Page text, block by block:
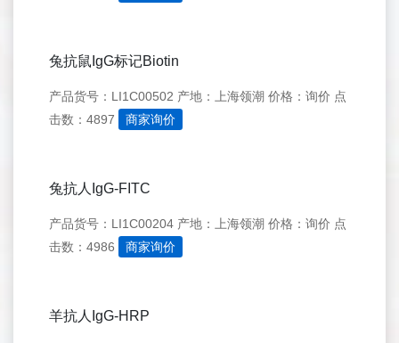
兔抗鼠IgG标记Biotin
产品货号：LI1C00502 产地：上海领潮 价格：询价 点
击数：4897
商家询价
兔抗人IgG-FITC
产品货号：LI1C00204 产地：上海领潮 价格：询价 点
击数：4986
商家询价
羊抗人IgG-HRP